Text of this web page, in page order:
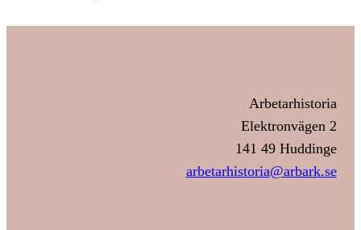
Arbetarhistoria
Elektronvägen 2
141 49 Huddinge
arbetarhistoria@arbark.se